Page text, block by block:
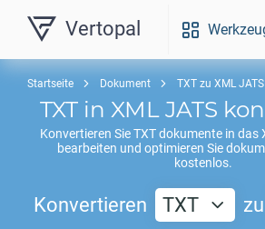
Vertopal
Startseite Dokument TXT zu XML
TXT in XML JATS
Konvertieren SieTXTdokumente in das
bearbeiten und optimieren Sie
kostenlos.
Konvertieren TXT zu